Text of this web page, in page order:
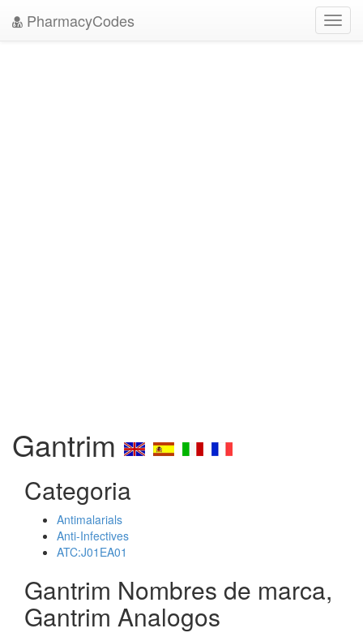
PharmacyCodes
Gantrim
Categoria
Antimalarials
Anti-Infectives
ATC:J01EA01
Gantrim Nombres de marca,
Gantrim Analogos